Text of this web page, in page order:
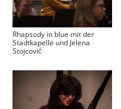
Rhapsody in blue mit der
Stadtkapelle und Jelena
Stojcović